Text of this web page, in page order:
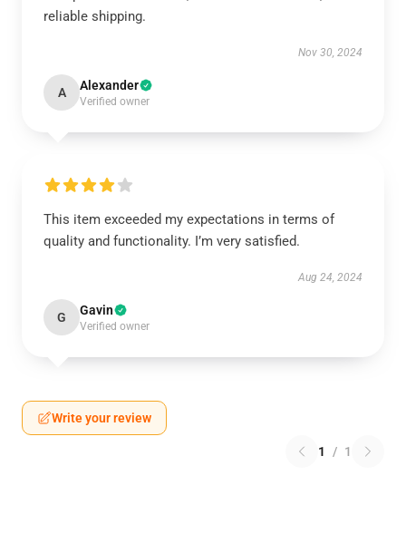
reliable shipping.
Nov 30, 2024
A Alexander
Verified owner
This item exceeded my expectations in terms of
quality and functionality. I’m very satisfied.
Aug 24, 2024
G Gavin
Verified owner
Write your review
1 / 1